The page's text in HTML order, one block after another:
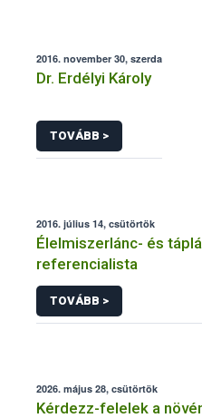
2016. november 30, szerda
Dr. Erdélyi Károly
TOVÁBB >
2016. július 14, csütörtök
Élelmiszerlánc- és
referencialista
TOVÁBB >
2026. május 28, csütörtök
Kérdezz-felelek a